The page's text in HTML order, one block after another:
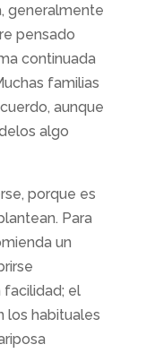
generalmente
pensado
continuada
familias
aunque
algo
porque es
Para
un
facilidad; el
los habituales